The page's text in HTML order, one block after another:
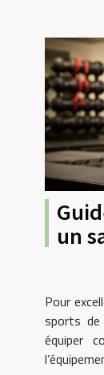
un
Pour
sports de
équiper